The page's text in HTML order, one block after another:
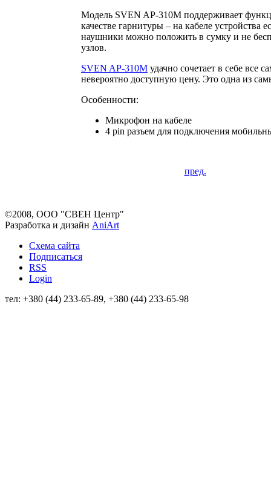
Модель SVEN AP-310M поддерживает
качестве гарнитуры – на кабеле
наушники можно положить в сумку и не
узлов.
SVEN AP-310M удачно сочетает в себе все
невероятно доступную цену. Это одна из
Особенности:
Микрофон на кабеле
4 pin разъем для подключения
пред.
©2008, ООО "СВЕН Центр"
Разработка и дизайн AniArt
Схема сайта
Подписаться
RSS
Login
тел: +380 (44) 233-65-89, +380 (44) 233-65-98